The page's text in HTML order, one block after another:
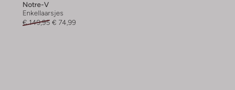
Notre-V
Enkellaarsjes
€ 149,95 € 74,99